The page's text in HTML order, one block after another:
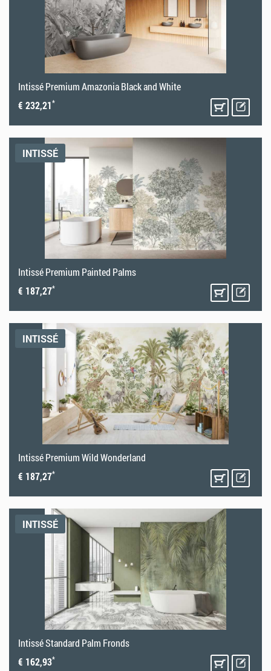
Intissé Premium Amazonia Black and White
€ 232,21*
INTISSÉ
Intissé Premium Painted Palms
€ 187,27*
INTISSÉ
Intissé Premium Wild Wonderland
€ 187,27*
INTISSÉ
Intissé Standard Palm Fronds
€ 162,93*